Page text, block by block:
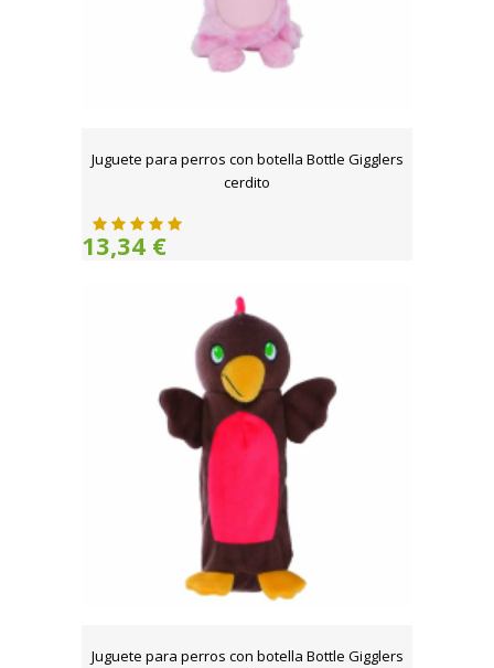
Juguete para perros con botella Bottle Gigglers
cerdito
13,34 €
Juguete para perros con botella Bottle Gigglers